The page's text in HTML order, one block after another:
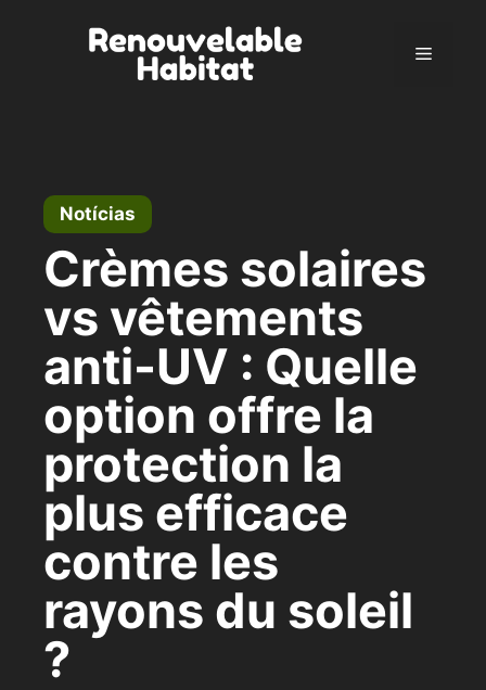
Menu
Notícias
Crèmes solaires
vs vêtements
anti-UV : Quelle
option offre la
protection la
plus efficace
contre les
rayons du soleil
?